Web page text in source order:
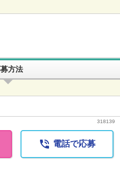
方法
318139
 電話で応募